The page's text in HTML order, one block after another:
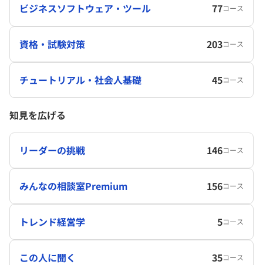
ビジネスソフトウェア・ツール 77コース
資格・試験対策 203コース
チュートリアル・社会人基礎 45コース
知見を広げる
リーダーの挑戦 146コース
みんなの相談室Premium 156コース
トレンド経営学 5コース
この人に聞く 35コース